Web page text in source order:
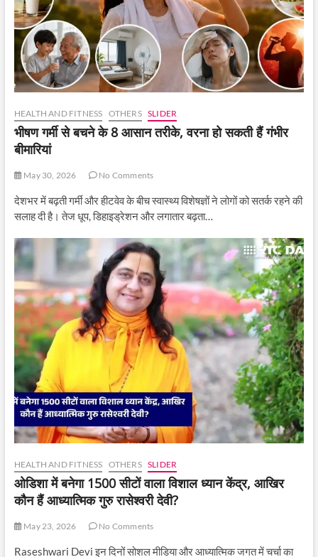
HEALTH AND FITNESS OTHERS SLIDER
भीषण गर्मी से बचने के 8 आसान तरीके, वरना हो सकती हैं गंभीर
बीमारियां
May 30, 2026 No Comments
देशभर में बढ़ती गर्मी और हीटवेव के बीच स्वास्थ्य विशेषज्ञों ने लोगों को सतर्क रहने की
सलाह दी है। तेज धूप, डिहाइड्रेशन और लगातार बढ़ता…
HEALTH AND FITNESS OTHERS SLIDER
ओडिशा में बनेगा 1500 सीटों वाला विशाल ध्यान केंद्र, आखिर
कौन हैं आध्यात्मिक गुरु रासेश्वरी देवी?
May 23, 2026 No Comments
Raseshwari Devi इन दिनों सोशल मीडिया और आध्यात्मिक जगत में चर्चा का